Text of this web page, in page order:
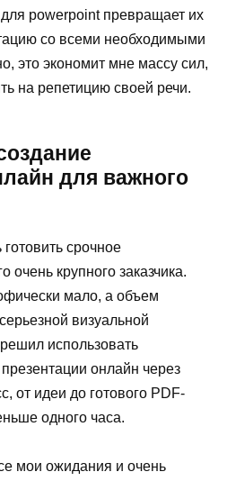
powerpoint превращает их
со всеми необходимыми
это экономит мне массу сил,
на репетицию своей речи.
для важного
срочное
очень крупного заказчика.
мало, а объем
визуальной
использовать
онлайн через
от идеи до готового PDF-
одного часа.
мои ожидания и очень